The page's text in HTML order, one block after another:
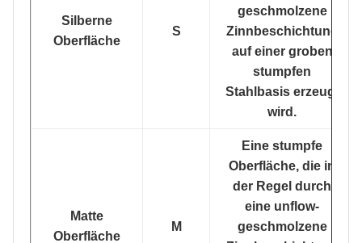
Silberne
Oberfläche
S
geschmolzene
Zinnbeschichtung
auf einer groben
stumpfen
Stahlbasis erzeugt
wird.
Matte
Oberfläche
M
Eine stumpfe
Oberfläche, die in
der Regel durch
eine unflow-
geschmolzene